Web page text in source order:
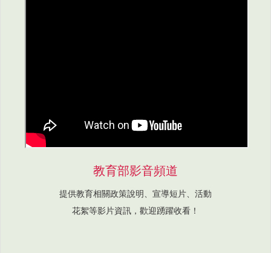
教育部影音頻道
提供教育相關政策說明、宣導短片、活動
花絮等影片資訊，歡迎踴躍收看！